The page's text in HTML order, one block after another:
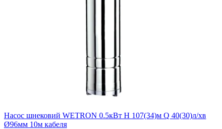
Насос шнековий WETRON 0.5кВт H 107(34)м Q 40(30)л/хв
Ø96мм 10м кабеля